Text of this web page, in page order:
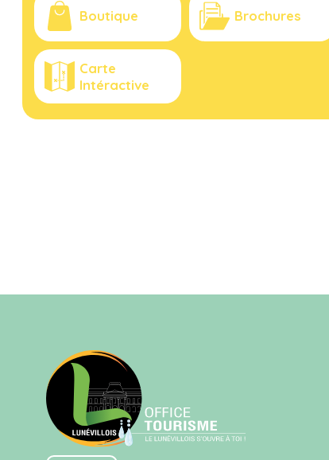
Boutique Brochures
Carte
Intéractive